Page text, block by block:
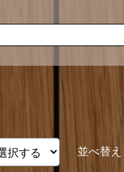
並べ替え